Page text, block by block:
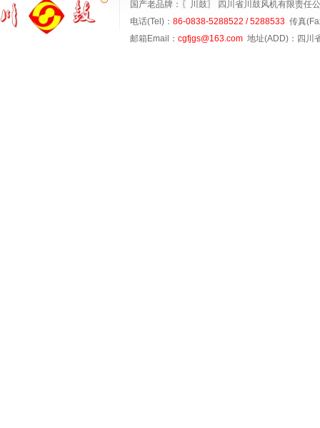
国产老品牌：〖川鼓〗
四川省川鼓风机有限责任
电话(Tel)： 86-0838-5288522 / 5288533 传真
邮箱Email： cgfjgs@163.com 地址(ADD)：四川